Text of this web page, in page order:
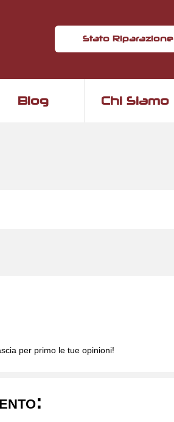
Stato Riparazione
Blog Chi Siamo
per primo le tue opinioni!